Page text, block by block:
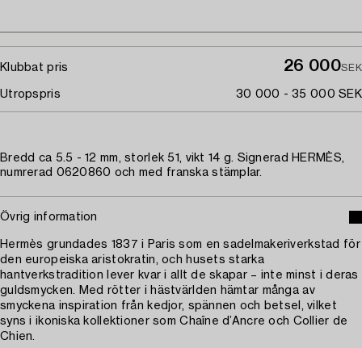
Klubbat pris 26 000SEK
Utropspris 30 000 - 35 000 SEK
Bredd ca 5.5 - 12 mm, storlek 51, vikt 14 g. Signerad HERMÈS,
numrerad 0620860 och med franska stämplar.
Övrig information
Hermès grundades 1837 i Paris som en sadelmakeriverkstad för
den europeiska aristokratin, och husets starka
hantverkstradition lever kvar i allt de skapar – inte minst i deras
guldsmycken. Med rötter i hästvärlden hämtar många av
smyckena inspiration från kedjor, spännen och betsel, vilket
syns i ikoniska kollektioner som Chaîne d’Ancre och Collier de
Chien.